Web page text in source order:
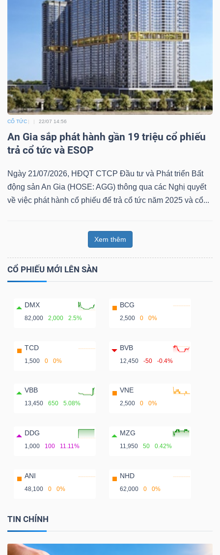
CỔ TỨC 22/07 14:56
An Gia sắp phát hành gần 19 triệu cổ phiếu
trả cổ tức và ESOP
Ngày 21/07/2026, HĐQT CTCP Đầu tư và Phát triển Bất
động sản An Gia (HOSE: AGG) thông qua các Nghị quyết
về việc phát hành cổ phiếu để trả cổ tức năm 2025 và cổ...
Xem thêm
CỔ PHIẾU MỚI LÊN SÀN
DMX
82,000 2,000 2.5%
BCG
2,500 0 0%
TCD
1,500 0 0%
BVB
12,450 -50 -0.4%
VBB
13,450 650 5.08%
VNE
2,500 0 0%
DDG
1,000 100 11.11%
MZG
11,950 50 0.42%
ANI
48,100 0 0%
NHD
62,000 0 0%
TIN CHÍNH